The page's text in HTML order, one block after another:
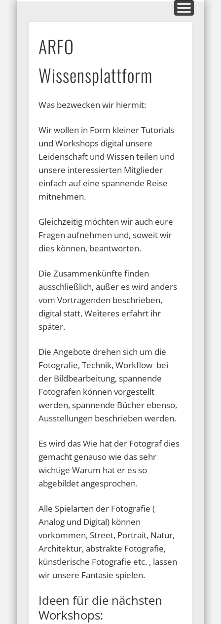
ARFO-Fotoclub
ARFO
Wissensplattform
Was bezwecken wir hiermit:
Wir wollen in Form kleiner Tutorials
und Workshops digital unsere
Leidenschaft und Wissen teilen und
unsere interessierten Mitglieder
einfach auf eine spannende Reise
mitnehmen.
Gleichzeitig möchten wir auch eure
Fragen aufnehmen und, soweit wir
dies können, beantworten.
Die Zusammenkünfte finden
ausschließlich, außer es wird anders
vom Vortragenden beschrieben,
digital statt, Weiteres erfahrt ihr
später.
Die Angebote drehen sich um die
Fotografie, Technik, Workflow bei
der Bildbearbeitung, spannende
Fotografen können vorgestellt
werden, spannende Bücher ebenso,
Ausstellungen beschrieben werden.
Es wird das Wie hat der Fotograf dies
gemacht genauso wie das sehr
wichtige Warum hat er es so
abgebildet angesprochen.
Alle Spielarten der Fotografie (
Analog und Digital) können
vorkommen, Street, Portrait, Natur,
Architektur, abstrakte Fotografie,
künstlerische Fotografie etc. , lassen
wir unsere Fantasie spielen.
Ideen für die nächsten
Workshops: